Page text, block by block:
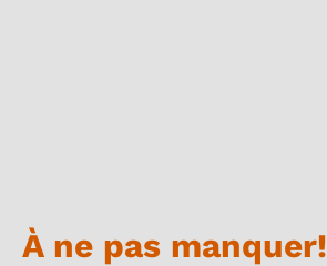
À ne pas manquer!